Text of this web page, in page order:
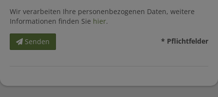
Wir verarbeiten Ihre personenbezogenen Daten, weitere
Informationen finden Sie hier.
Senden * Pflichtfelder